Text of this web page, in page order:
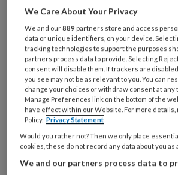
REGISTREREN
Wil je dit artikel
Maak gratis een account
artikelen gratis per
Al een account of
Wat
is
We Care About Your Privacy
We and our889 partners store and access
data or unique identifiers, on your device.
tracking technologies to support the purposes
partners process data to provide. Selecting
consent will disable them. If trackers are
you see may not be as relevant to you. You can
change your choices or withdraw consent at any
Manage Preferences link on the bottom of the
have effect within our Website. For more details,
Policy. Privacy Statement
Would you rather not? Then we only place
cookies, these do not record any data about you as
We and our partners process data to